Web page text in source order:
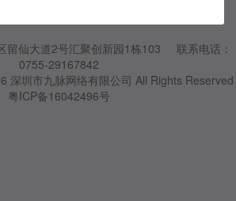
留仙大道2号汇聚创新园1栋103 联系电话：
0755-29167842
深圳市九脉网络有限公司 All Rights Reserved
粤ICP备16042496号